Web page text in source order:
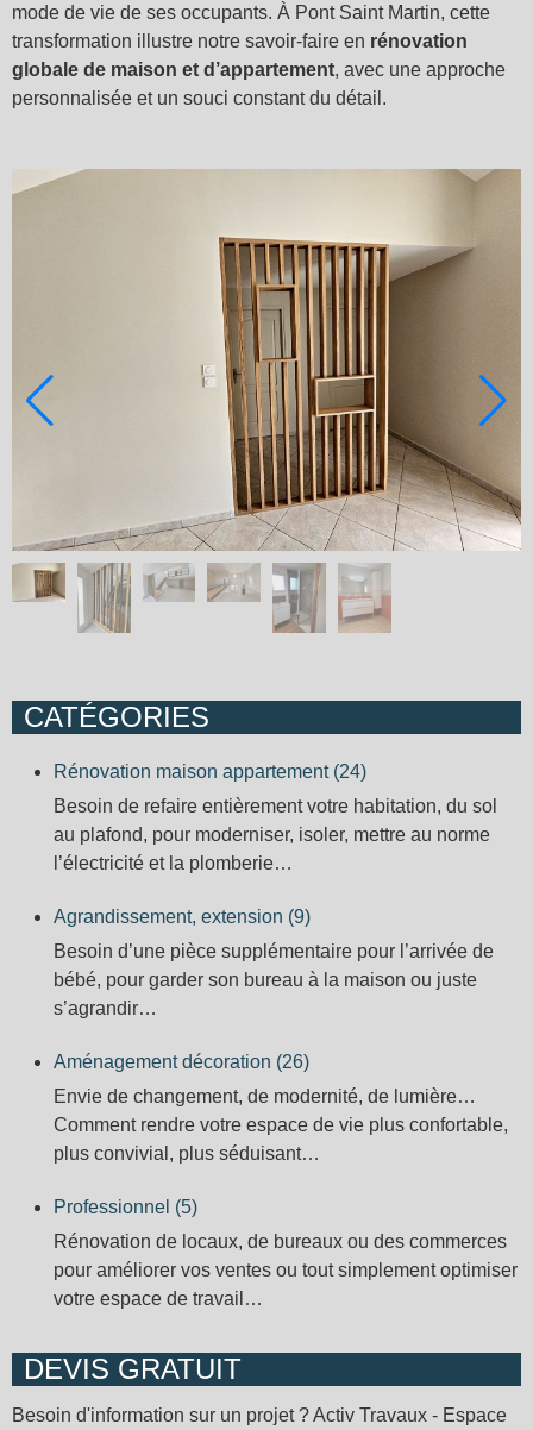
mode de vie de ses occupants. À Pont Saint Martin, cette
transformation illustre notre savoir-faire en rénovation
globale de maison et d’appartement, avec une approche
personnalisée et un souci constant du détail.
CATÉGORIES
Rénovation maison appartement (24)
Besoin de refaire entièrement votre habitation, du sol
au plafond, pour moderniser, isoler, mettre au norme
l’électricité et la plomberie…
Agrandissement, extension (9)
Besoin d’une pièce supplémentaire pour l’arrivée de
bébé, pour garder son bureau à la maison ou juste
s’agrandir…
Aménagement décoration (26)
Envie de changement, de modernité, de lumière…
Comment rendre votre espace de vie plus confortable,
plus convivial, plus séduisant…
Professionnel (5)
Rénovation de locaux, de bureaux ou des commerces
pour améliorer vos ventes ou tout simplement optimiser
votre espace de travail…
DEVIS GRATUIT
Besoin d'information sur un projet ? Activ Travaux - Espace